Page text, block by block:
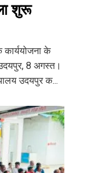
शुरू
कार्ययोजना के
8 अगस्त।
उदयपुर क...